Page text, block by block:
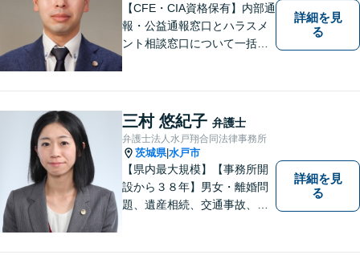
【CFE・CIA資格保有】内部通
報・公益通報窓口とハラスメ
ント相談窓口について一括対
詳細を見
る
三村 悠紀子 弁護士
弁護士法人水戸翔合同法律事務所
茨城県|水戸市
【県内最大規模】【事務所開
設から３８年】男女・離婚問
題、遺産相続、交通事故、労
地域密着の女性弁護士。お困
詳細を見
る